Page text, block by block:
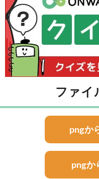
ファイ
pngか
pngか